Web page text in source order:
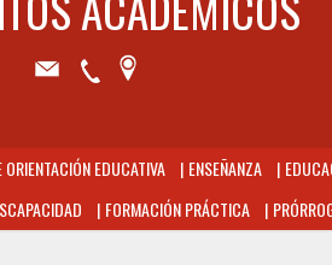
ORIENTACIÓN EDUCATIVA ENSEÑANZA
FORMACIÓN PRÁCTICA